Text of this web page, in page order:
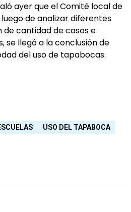
ayer que el Comité local de
de analizar diferentes
cantidad de casos e
se llegó a la conclusión de
del uso de tapabocas.
USO DEL TAPABOCA